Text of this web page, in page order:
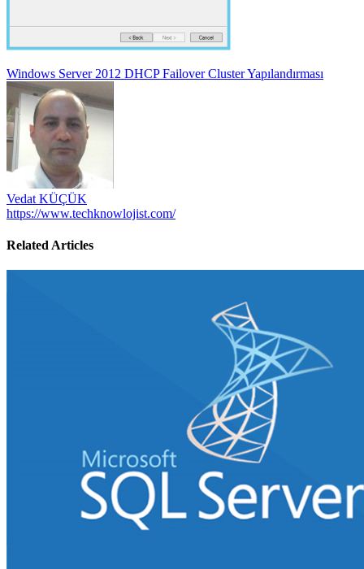
Yazı
gezinmesi
Windows Server 2012 DHCP Failover Cluster Yapılandırması
Vedat KÜÇÜK
https://www.techknowlojist.com/
Related Articles